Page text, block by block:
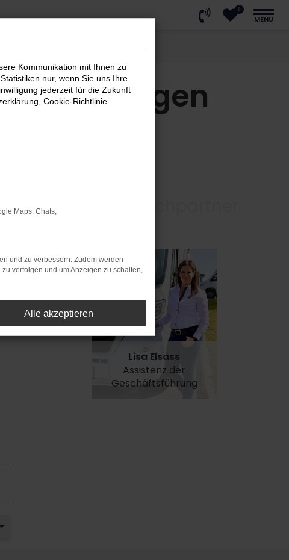
0
MENÜ
Lisa Elsass
Assistenz der
Geschäftsführung
Kommunikation mit Ihnen zu
nur, wenn Sie uns Ihre
jederzeit für die Zukunft
Cookie-Richtlinie
Maps, Chats,
und zu verbessern. Zudem werden
verfolgen und um Anzeigen zu schalten,
Alle akzeptieren